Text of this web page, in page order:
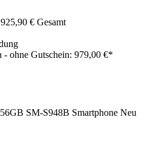
925,90 € Gesamt
- ohne Gutschein: 979,00 €*
SM-S948B Smartphone Neu